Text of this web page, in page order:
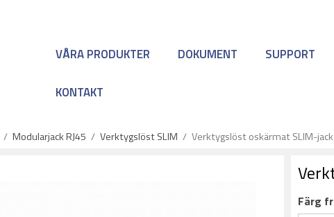
VÅRA PRODUKTER DOKUMENT SUPPORT
KONTAKT
/ Modularjack RJ45 / Verktygslöst SLIM / Verktygslöst oskärmat SLIM-
Färg